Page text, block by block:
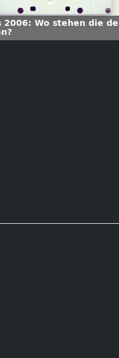
2006: Wo stehen die